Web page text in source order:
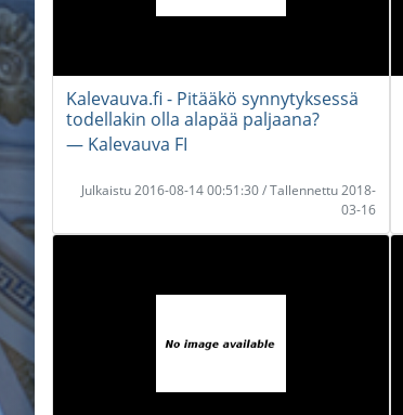
Kalevauva.fi - Pitääkö synnytyksessä
todellakin olla alapää paljaana?
― Kalevauva FI
Julkaistu 2016-08-14 00:51:30 / Tallennettu 2018-
03-16